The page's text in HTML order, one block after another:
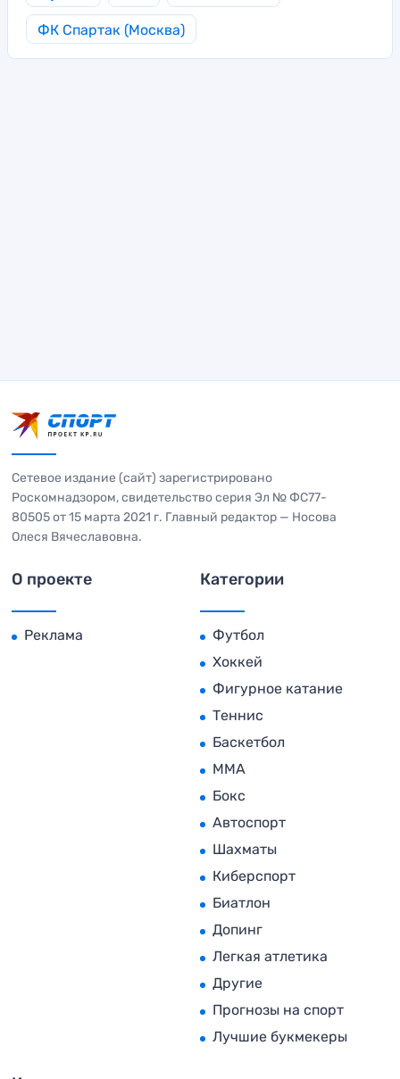
ФК Спартак (Москва)
Сетевое издание (сайт) зарегистрировано
Роскомнадзором, свидетельство серия Эл № ФС77-
80505 от 15 марта 2021 г. Главный редактор — Носова
Олеся Вячеславовна.
О проекте
Реклама
Категории
Футбол
Хоккей
Фигурное катание
Теннис
Баскетбол
MMA
Бокс
Автоспорт
Шахматы
Киберспорт
Биатлон
Допинг
Легкая атлетика
Другие
Прогнозы на спорт
Лучшие букмекеры